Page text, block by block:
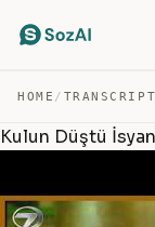
HOME /
Kulun Düştü